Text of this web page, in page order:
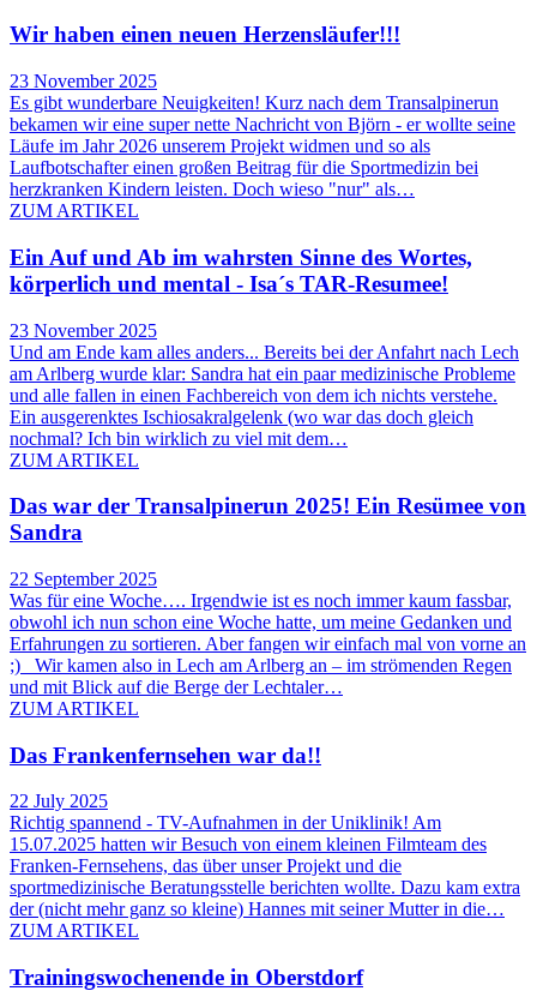
Wir haben einen neuen Herzensläufer!!!
23 November 2025
Es gibt wunderbare Neuigkeiten! Kurz nach dem Transalpinerun
bekamen wir eine super nette Nachricht von Björn - er wollte seine
Läufe im Jahr 2026 unserem Projekt widmen und so als
Laufbotschafter einen großen Beitrag für die Sportmedizin bei
herzkranken Kindern leisten. Doch wieso "nur" als…
ZUM ARTIKEL
Ein Auf und Ab im wahrsten Sinne des Wortes,
körperlich und mental - Isa´s TAR-Resumee!
23 November 2025
Und am Ende kam alles anders... Bereits bei der Anfahrt nach Lech
am Arlberg wurde klar: Sandra hat ein paar medizinische Probleme
und alle fallen in einen Fachbereich von dem ich nichts verstehe.
Ein ausgerenktes Ischiosakralgelenk (wo war das doch gleich
nochmal? Ich bin wirklich zu viel mit dem…
ZUM ARTIKEL
Das war der Transalpinerun 2025! Ein Resümee von
Sandra
22 September 2025
Was für eine Woche…. Irgendwie ist es noch immer kaum fassbar,
obwohl ich nun schon eine Woche hatte, um meine Gedanken und
Erfahrungen zu sortieren. Aber fangen wir einfach mal von vorne an
;) Wir kamen also in Lech am Arlberg an – im strömenden Regen
und mit Blick auf die Berge der Lechtaler…
ZUM ARTIKEL
Das Frankenfernsehen war da!!
22 July 2025
Richtig spannend - TV-Aufnahmen in der Uniklinik! Am
15.07.2025 hatten wir Besuch von einem kleinen Filmteam des
Franken-Fernsehens, das über unser Projekt und die
sportmedizinische Beratungsstelle berichten wollte. Dazu kam extra
der (nicht mehr ganz so kleine) Hannes mit seiner Mutter in die…
ZUM ARTIKEL
Trainingswochenende in Oberstdorf